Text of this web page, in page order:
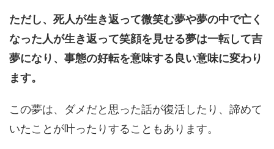
ただし、死人が生き返って微笑む夢や夢の中で亡く
なった人が生き返って笑顔を見せる夢は一転して吉
夢になり、事態の好転を意味する良い意味に変わり
ます。
この夢は、ダメだと思った話が復活したり、諦めて
いたことが叶ったりすることもあります。